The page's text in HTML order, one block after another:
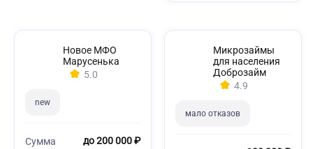
Новое МФО
Марусенька
5.0
new
Сумма до 200 000 ₽
Микрозаймы
для населения
Доброзайм
4.9
мало отказов